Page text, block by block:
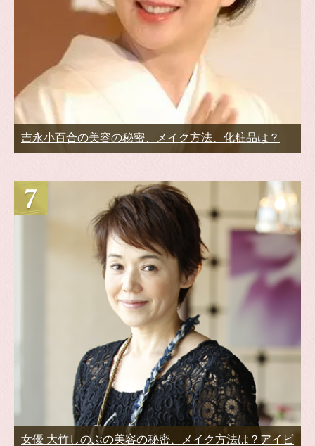
吉永小百合の美容の秘密、メイク方法、化粧品は？
女優 大竹しのぶの美容の秘密、メイク方法は？アイビ